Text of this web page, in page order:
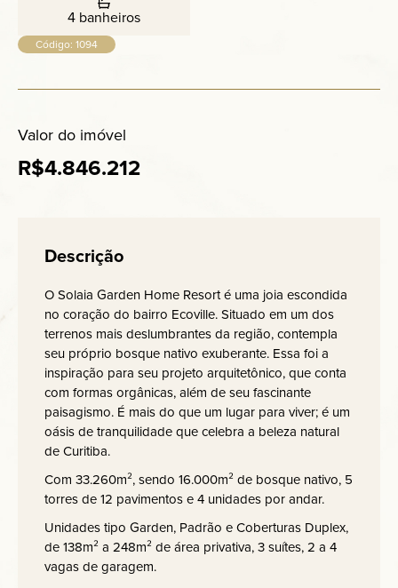
4 banheiros
Código: 1094
Valor do imóvel
R$4.846.212
Descrição
O Solaia Garden Home Resort é uma joia escondida
no coração do bairro Ecoville. Situado em um dos
terrenos mais deslumbrantes da região, contempla
seu próprio bosque nativo exuberante. Essa foi a
inspiração para seu projeto arquitetônico, que conta
com formas orgânicas, além de seu fascinante
paisagismo. É mais do que um lugar para viver; é um
oásis de tranquilidade que celebra a beleza natural
de Curitiba.
Com 33.260m², sendo 16.000m² de bosque nativo, 5
torres de 12 pavimentos e 4 unidades por andar.
Unidades tipo Garden, Padrão e Coberturas Duplex,
de 138m² a 248m² de área privativa, 3 suítes, 2 a 4
vagas de garagem.